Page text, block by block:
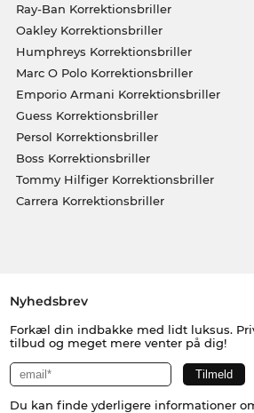
Ray-Ban Korrektionsbriller
Oakley Korrektionsbriller
Humphreys Korrektionsbriller
Marc O Polo Korrektionsbriller
Emporio Armani Korrektionsbriller
Guess Korrektionsbriller
Persol Korrektionsbriller
Boss Korrektionsbriller
Tommy Hilfiger Korrektionsbriller
Carrera Korrektionsbriller
Nyhedsbrev
Forkæl din indbakke med lidt luksus.
tilbud og meget mere venter på dig!
Du kan finde yderligere informationer